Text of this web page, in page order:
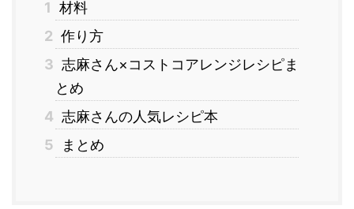
1 材料
2 作り方
3 志麻さん×コストコアレンジレシピま
とめ
4 志麻さんの人気レシピ本
5
まとめ